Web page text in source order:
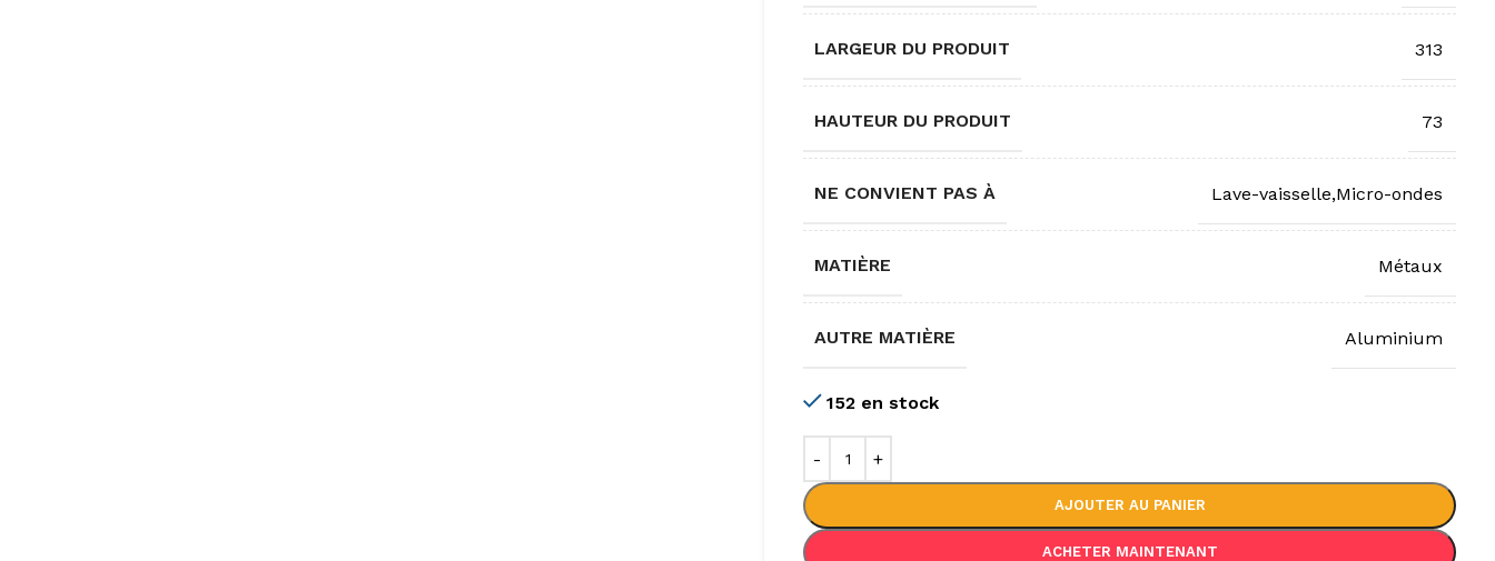
LARGEUR DU PRODUIT 313
HAUTEUR DU PRODUIT 73
NE CONVIENT PAS À Lave-vaisselle,Micro-ondes
MATIÈRE Métaux
AUTRE MATIÈRE Aluminium
152 en stock
AJOUTER AU PANIER
ACHETER MAINTENANT